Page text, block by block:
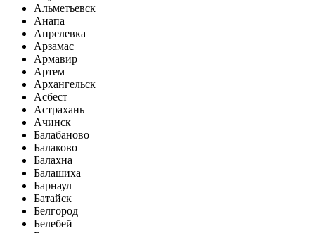
Альметьевск
Анапа
Апрелевка
Арзамас
Армавир
Артем
Архангельск
Асбест
Астрахань
Ачинск
Балабаново
Балаково
Балахна
Балашиха
Барнаул
Батайск
Белгород
Белебей